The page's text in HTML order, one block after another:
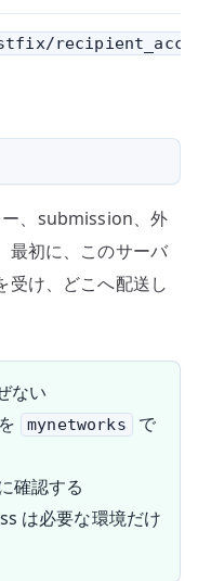
、submission、外
最初に、このサーバ
受け、どこへ配送し
ない
mynetworks
で
確認する
は必要な環境だけ